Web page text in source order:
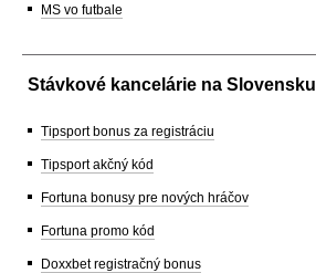
MS vo futbale
Stávkové kancelárie na Slovensku
Tipsport bonus za registráciu
Tipsport akčný kód
Fortuna bonusy pre nových hráčov
Fortuna promo kód
Doxxbet registračný bonus